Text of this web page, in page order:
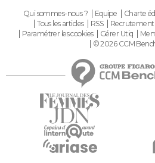
Qui sommes-nous ? Equipe Charte
Tous les articles
RSS Recrutement
Paramétrer les cookies
Gérer Utiq
© 2026 CCM